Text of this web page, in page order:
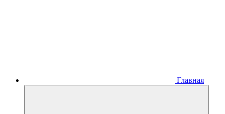
Главная